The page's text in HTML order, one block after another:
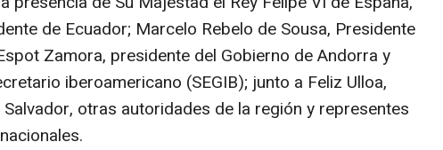
de Ecuador; Marcelo Rebelo de Sousa, Presidente
Zamora, presidente del Gobierno de Andorra y
iberoamericano (SEGIB); junto a Feliz Ulloa,
otras autoridades de la región y representes